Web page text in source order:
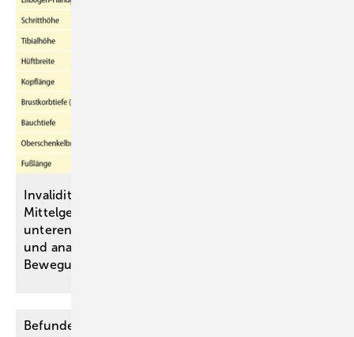
Invaliditätsbemessung von stammnahen versus ­
Mittelgelenkversteifungen an oberen und
unteren ­Extremitäten anhand einer simulativen
und analytischen Untersuchung des
Bewegungsraumes
Befunderhebungsfehler versus Diagnosefehler –